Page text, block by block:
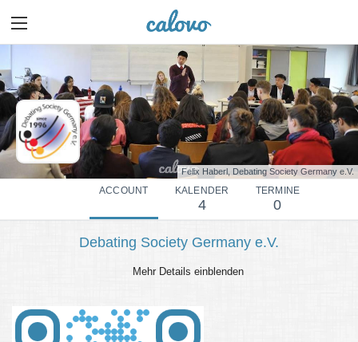
Felix Haberl, Debating Society Germany e.V.
ACCOUNT KALENDER
4
TERMINE
0
Debating Society Germany e.V.
Mehr Details einblenden